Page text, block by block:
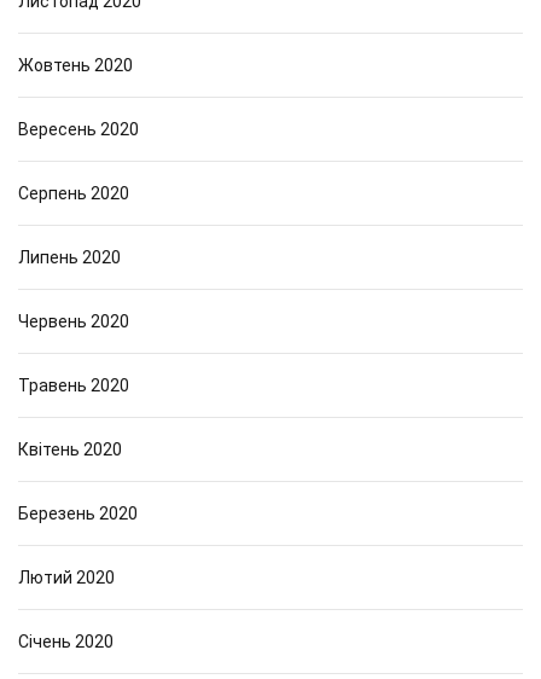
Жовтень 2020
Вересень 2020
Серпень 2020
Липень 2020
Червень 2020
Травень 2020
Квітень 2020
Березень 2020
Лютий 2020
Січень 2020